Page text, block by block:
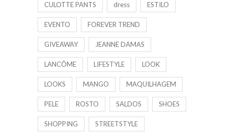
CULOTTE PANTS dress ESTILO
EVENTO FOREVER TREND
GIVEAWAY JEANNE DAMAS
LANCÔME LIFESTYLE LOOK
LOOKS MANGO MAQUILHAGEM
PELE ROSTO SALDOS SHOES
SHOPPING STREETSTYLE